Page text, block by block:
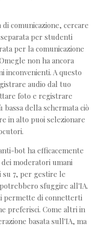
comunicazione, cercare
per studenti
per la comunicazione
non ha ancora
inconvenienti. A questo
audio dal tuo
foto e registrare
bassa della schermata ciò
in alto puoi selezionare
bot ha efficacemente
moderatori umani
su 7, per gestire le
sfuggire all'IA.
permette di connetterti
preferisci. Come altri in
basata sull'IA, ma